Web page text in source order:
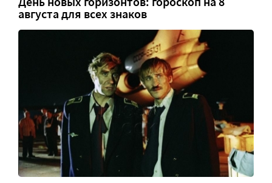
августа для всех знаков